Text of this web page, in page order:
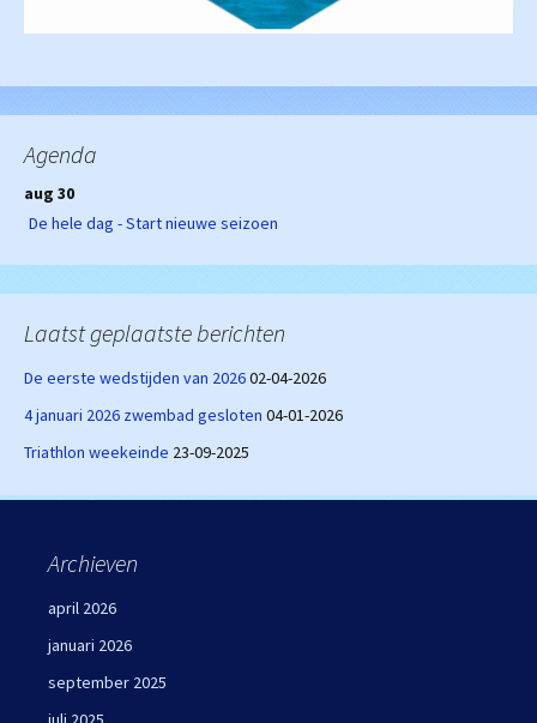
Agenda
aug 30
De hele dag - Start nieuwe seizoen
Laatst geplaatste berichten
De eerste wedstijden van 202602-04-2026
4 januari 2026 zwembad gesloten 04-01-2026
Triathlon weekeinde 23-09-2025
Archieven
april 2026
januari 2026
september 2025